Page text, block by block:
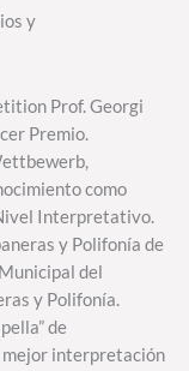
y
Prof. Georgi
Premio.
como
Interpretativo.
y Polifonía de
del
y Polifonía.
de
mejor interpretación